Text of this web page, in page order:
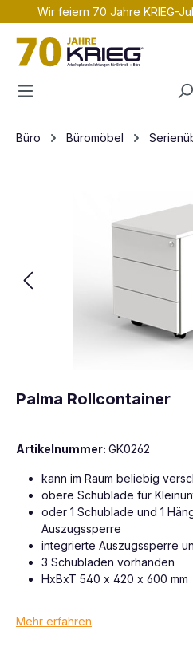
Zum Hauptinhalt springen
Wir feiern 70 Jahre KRIEG-
Büro Büromöbel
Palma Rollcontainer
Artikelnummer: GK0262
kann im Raum beliebig
obere Schublade für
oder 1 Schublade und 1
Auszugssperre
integrierte Auszugssperre
3 Schubladen vorhanden
HxBxT 540 x 420 x 600 mm
Mehr erfahren